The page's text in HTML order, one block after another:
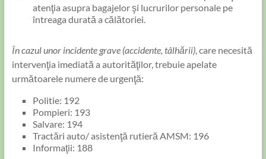
atenţia asupra bagajelor şi lucrurilor personale pe
întreaga durată a călătoriei.
În cazul unor incidente grave (accidente, tâlhării), care necesită
intervenţia imediată a autorităţilor, trebuie apelate
următoarele numere de urgenţă:
Politie: 192
Pompieri: 193
Salvare: 194
Tractări auto/ asistenţă rutieră AMSM: 196
Informaţii: 188